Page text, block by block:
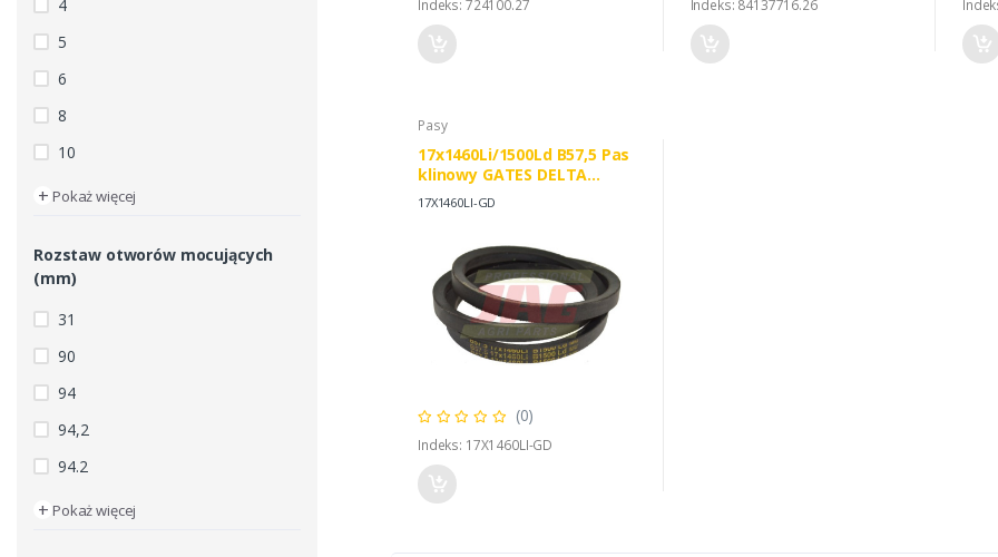
4
5
6
8
10
+ Pokaż więcej
Rozstaw otworów mocujących
(mm)
31
90
94
94,2
94.2
+ Pokaż więcej
Indeks: 724100.27 Indeks: 84137716.26
Pasy
17x1460Li/1500Ld B57,5 Pas
klinowy GATES DELTA
CLASSIC
17X1460LI-GD
(0)
Indeks: 17X1460LI-GD